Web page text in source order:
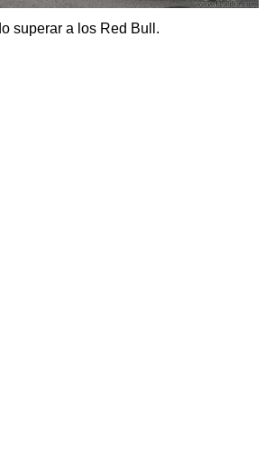
superar a los Red Bull.